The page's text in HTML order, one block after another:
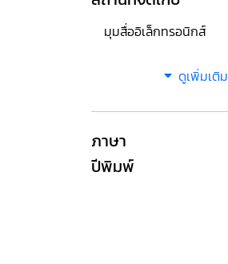
มุมสื่ออิเล็กทรอนิกส์
ดูเพิ่มเติม
ภาษา
ปีพิมพ์